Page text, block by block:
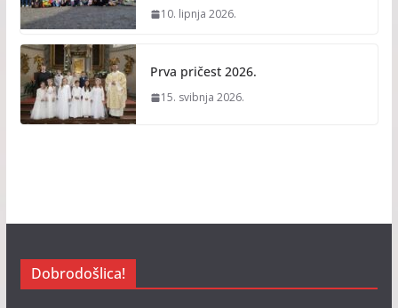
10. lipnja 2026.
Prva pričest 2026.
15. svibnja 2026.
Dobrodošlica!